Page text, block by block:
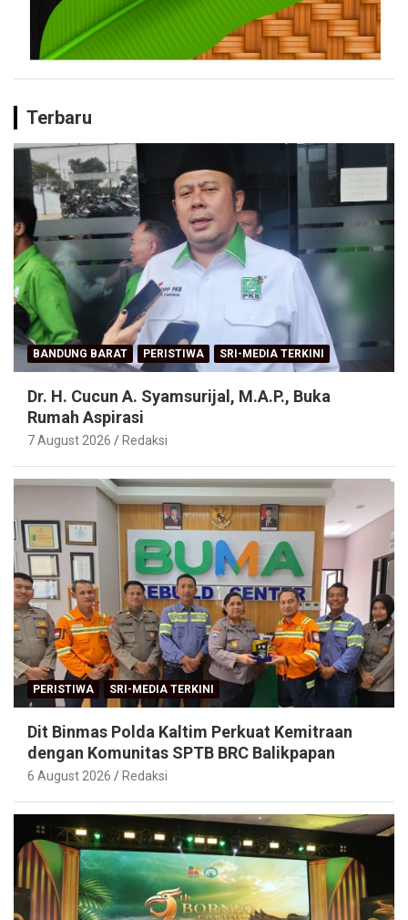
Terbaru
BANDUNG BARAT PERISTIWA SRI-MEDIA TERKINI
Dr. H. Cucun A. Syamsurijal, M.A.P., Buka
Rumah Aspirasi
7 August 2026 Redaksi
PERISTIWA SRI-MEDIA TERKINI
Dit Binmas Polda Kaltim Perkuat Kemitraan
dengan Komunitas SPTB BRC Balikpapan
6 August 2026 Redaksi